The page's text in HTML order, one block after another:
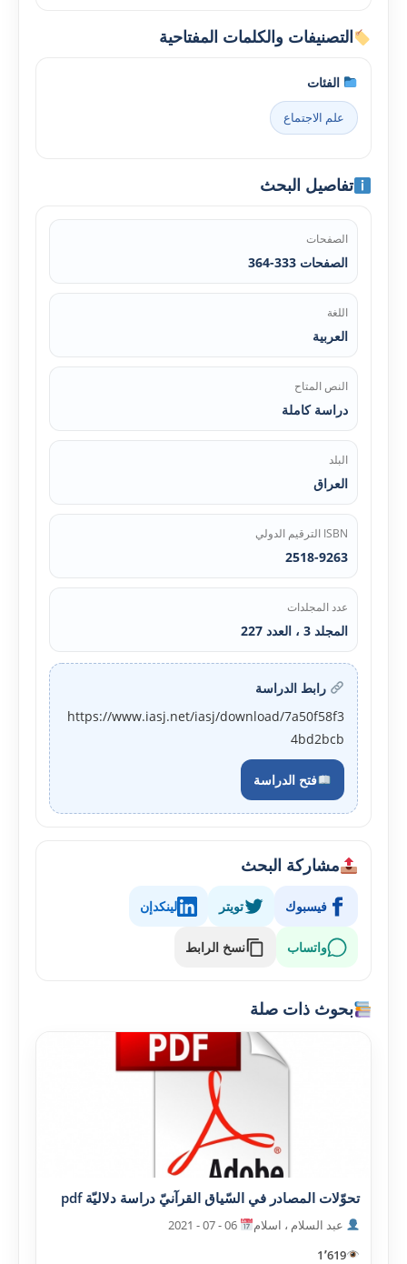
التصنيفات والكلمات المفتاحية
الفئات
علم الاجتماع
تفاصيل البحث
الصفحات
الصفحات 333-364
اللغة
العربية
النص المتاح
دراسة كاملة
البلد
العراق
ISBN الترقيم الدولي
2518-9263
عدد المجلدات
المجلد 3 ، العدد 227
رابط الدراسة
https://www.iasj.net/iasj/download/7a50f58f3
4bd2bcb
فتح الدراسة
مشاركة البحث
فيسبوك تويتر لينكدإن
واتساب نسخ الرابط
بحوث ذات صلة
تحوّلات المصادر في السّياق القرآنيّ دراسة دلاليّة pdf
عبد السلام ، اسلام
1٬619